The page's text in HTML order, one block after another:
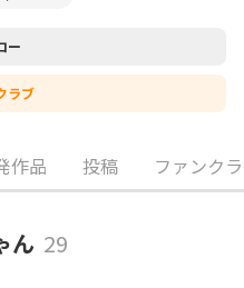
ー
ラブ
作品 投稿 ファンク
ん 29